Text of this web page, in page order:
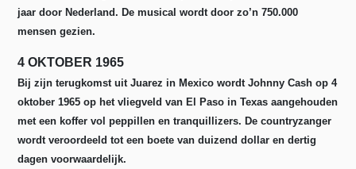
jaar door Nederland. De musical wordt door zo’n 750.000
mensen gezien.
4 OKTOBER 1965
Bij zijn terugkomst uit Juarez in Mexico wordt Johnny Cash op 4
oktober 1965 op het vliegveld van El Paso in Texas aangehouden
met een koffer vol peppillen en tranquillizers. De countryzanger
wordt veroordeeld tot een boete van duizend dollar en dertig
dagen voorwaardelijk.